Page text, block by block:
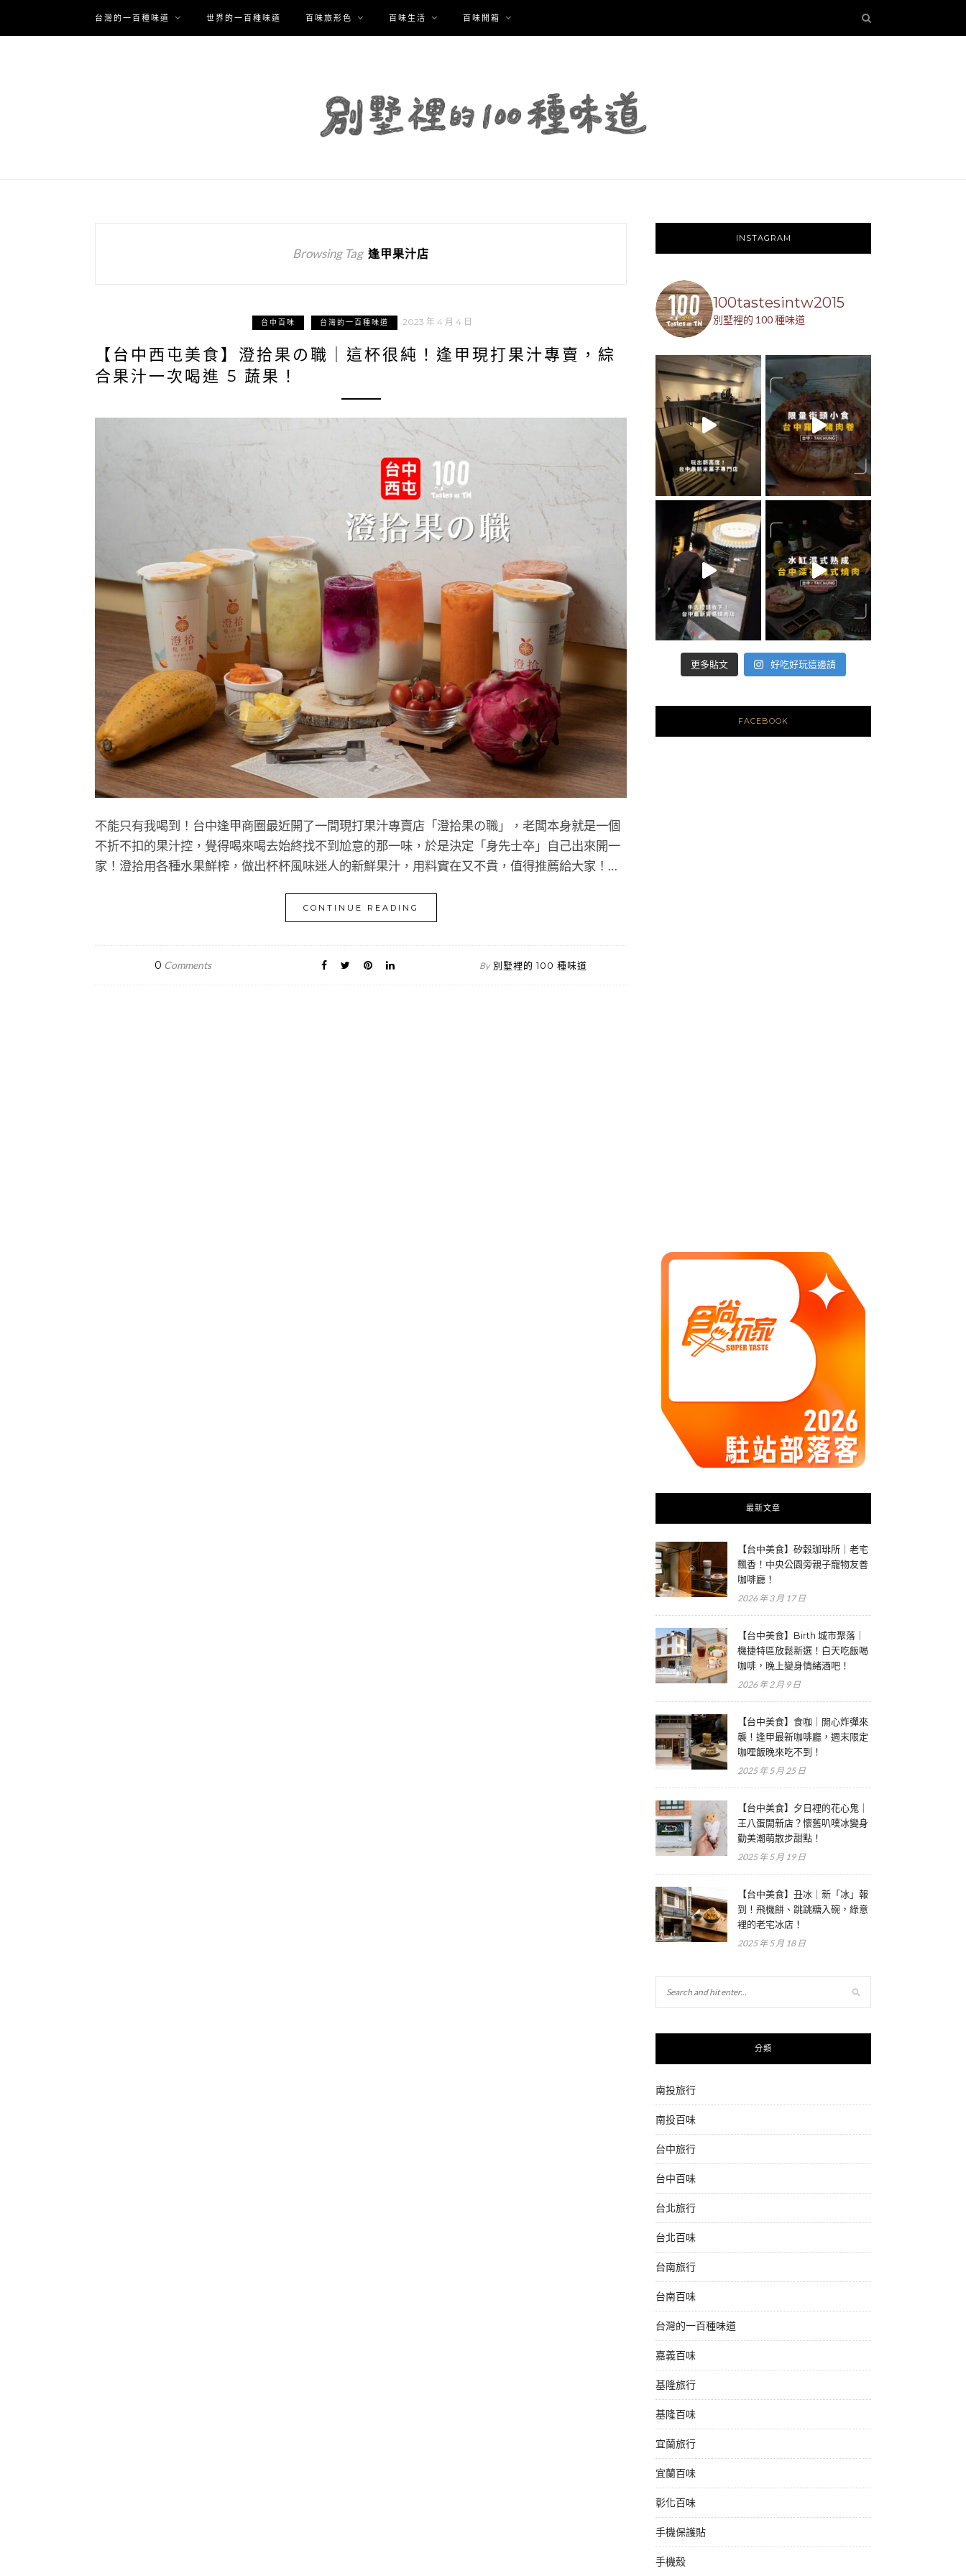
台灣的一百種味道 世界的一百種味道 百味旅形色 百味生活 百味開箱
Browsing Tag 逢甲果汁店
台中百味 台灣的一百種味道 2023 年 4 月 4 日
【台中西屯美食】澄拾果の職｜這杯很純！逢甲現打果汁專賣，綜
合果汁一次喝進 5 蔬果！
不能只有我喝到！台中逢甲商圈最近開了一間現打果汁專賣店「澄拾果の職」，老闆本身就是一個
不折不扣的果汁控，覺得喝來喝去始終找不到尬意的那一味，於是決定「身先士卒」自己出來開一
家！澄拾用各種水果鮮榨，做出杯杯風味迷人的新鮮果汁，用料實在又不貴，值得推薦給大家！…
CONTINUE READING
0 Comments By 別墅裡的 100 種味道
INSTAGRAM
100tastesintw2015
別墅裡的 100 種味道
更多貼文 好吃好玩這邊請
FACEBOOK
最新文章
【台中美食】矽穀珈琲所｜老宅
飄香！中央公園旁親子寵物友善
咖啡廳！
2026 年 3 月 17 日
【台中美食】Birth 城市聚落｜
機捷特區放鬆新選！白天吃飯喝
咖啡，晚上變身情緒酒吧！
2026 年 2 月 9 日
【台中美食】食咖｜開心炸彈來
襲！逢甲最新咖啡廳，週末限定
咖哩飯晚來吃不到！
2025 年 5 月 25 日
【台中美食】夕日裡的花心鬼｜
王八蛋開新店？懷舊叭噗冰變身
勤美潮萌散步甜點！
2025 年 5 月 19 日
【台中美食】丑冰｜新「冰」報
到！飛機餅、跳跳糖入碗，綠意
裡的老宅冰店！
2025 年 5 月 18 日
分類
南投旅行
南投百味
台中旅行
台中百味
台北旅行
台北百味
台南旅行
台南百味
台灣的一百種味道
嘉義百味
基隆旅行
基隆百味
宜蘭旅行
宜蘭百味
彰化百味
手機保護貼
手機殼